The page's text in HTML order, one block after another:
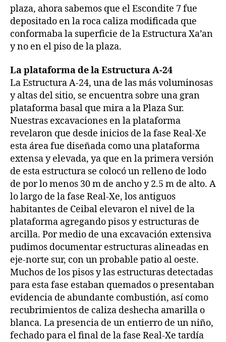
plaza, ahora sabemos que el Escondite 7 fue
depositado en la roca caliza modificada que
conformaba la superficie de la Estructura Xa’an
y no en el piso de la plaza.
La plataforma de la Estructura A-24
La Estructura A-24, una de las más voluminosas
y altas del sitio, se encuentra sobre una gran
plataforma basal que mira a la Plaza Sur.
Nuestras excavaciones en la plataforma
revelaron que desde inicios de la fase Real-Xe
esta área fue diseñada como una plataforma
extensa y elevada, ya que en la primera versión
de esta estructura se colocó un relleno de lodo
de por lo menos 30 m de ancho y 2.5 m de alto. A
lo largo de la fase Real-Xe, los antiguos
habitantes de Ceibal elevaron el nivel de la
plataforma agregando pisos y estructuras de
arcilla. Por medio de una excavación extensiva
pudimos documentar estructuras alineadas en
eje-norte sur, con un probable patio al oeste.
Muchos de los pisos y las estructuras detectadas
para esta fase estaban quemados o presentaban
evidencia de abundante combustión, así como
recubrimientos de caliza deshecha amarilla o
blanca. La presencia de un entierro de un niño,
fechado para el final de la fase Real-Xe tardía